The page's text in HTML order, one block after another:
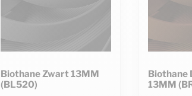
Biothane Zwart 13MM
(BL520)
Biothane
13MM